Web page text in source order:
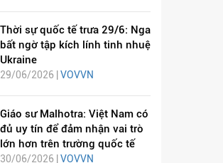
Thời sự quốc tế trưa 29/6: Nga
bất ngờ tập kích lính tinh nhuệ
Ukraine
29/06/2026 | VOVVN
Giáo sư Malhotra: Việt Nam có
đủ uy tín để đảm nhận vai trò
lớn hơn trên trường quốc tế
30/06/2026 | VOVVN